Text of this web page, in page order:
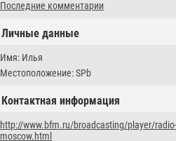
Последние комментарии
Личные данные
Имя: Илья
Местоположение: SPb
Контактная информация
http://www.bfm.ru/broadcasting/player/radio-
moscow.html